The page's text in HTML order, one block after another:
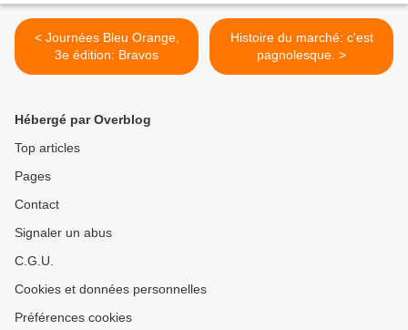
< Journées Bleu Orange,
3e édition: Bravos
Histoire du marché: c'est
pagnolesque. >
Hébergé par Overblog
Top articles
Pages
Contact
Signaler un abus
C.G.U.
Cookies et données personnelles
Préférences cookies